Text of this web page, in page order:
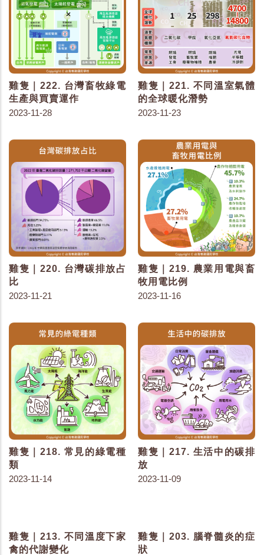
雞隻｜222. 台灣畜牧綠電
生產與買賣運作
2023-11-28
雞隻｜221. 不同溫室氣體
的全球暖化潛勢
2023-11-23
雞隻｜220. 台灣碳排放占
比
2023-11-21
雞隻｜219. 農業用電與畜
牧用電比例
2023-11-16
雞隻｜218. 常見的綠電種
類
2023-11-14
雞隻｜217. 生活中的碳排
放
2023-11-09
雞隻｜213. 不同溫度下家
禽的代謝變化
雞隻｜203. 腦脊髓炎的症
狀